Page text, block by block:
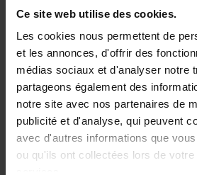
Ce site web utilise des cookies.
Les cookies nous permettent de
et les annonces, d'offrir des
médias sociaux et d'analyser notre
partageons également des
notre site avec nos partenaires de
publicité et d'analyse, qui peuvent
avec d'autres informations que
ou qu'ils ont collectées lors de
PRIX TOTAL
Indisponible
sur weber.com